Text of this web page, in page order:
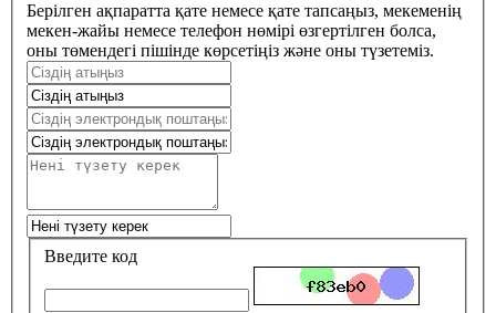
Берілген ақпаратта қате немесе қате тапсаңыз, мекеменің
мекен-жайы немесе телефон нөмірі өзгертілген болса,
оны төмендегі пішінде көрсетіңіз және оны түзетеміз.
Введите код